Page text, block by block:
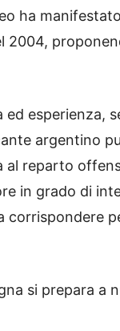
ha
ed esperienza,
argentino
reparto
in grado di
corrispondere
si prepara a